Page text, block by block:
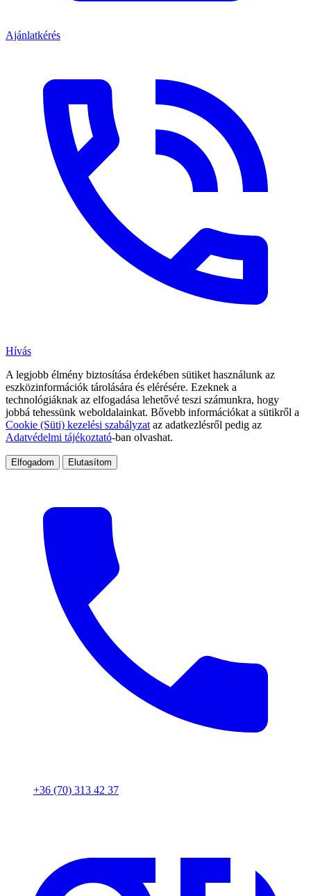
Ajánlatkérés
Hívás
A legjobb élmény biztosítása érdekében sütiket használunk az
eszközinformációk tárolására és elérésére. Ezeknek a
technológiáknak az elfogadása lehetővé teszi számunkra, hogy
jobbá tehessünk weboldalainkat. Bővebb információkat a sütikről a
Cookie (Süti) kezelési szabályzat az adatkezlésről pedig az
Adatvédelmi tájékoztató-ban olvashat.
Elfogadom Elutasítom
+36 (70) 313 42 37